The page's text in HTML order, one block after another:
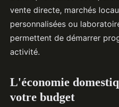
vente directe, marchés
personnalisées ou
permettent de démarrer
activité.
L'économie
votre budget